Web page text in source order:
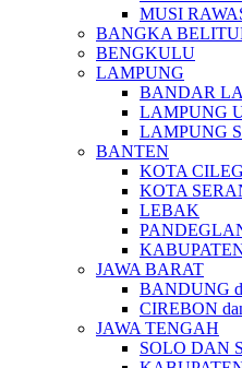
MUSI
BANGKA
BENGKULU
LAMPUNG
BANDAR
LAMPUNG
LAMPUNG
BANTEN
KOTA
KOTA
LEBAK
JAWA BARAT
BANDUNG
CIREBON
JAWA TENGAH
SOLO DAN